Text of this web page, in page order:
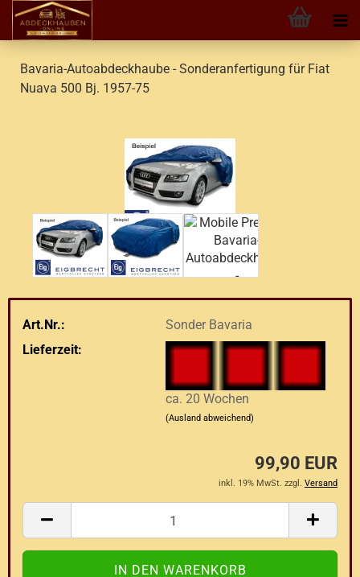
Bavaria-Autoabdeckhaube - Sonderanfertigung für Fiat
Nuava 500 Bj. 1957-75
Art.Nr.:
Sonder Bavaria
Lieferzeit:
ca. 20 Wochen
(Ausland abweichend)
99,90 EUR
inkl. 19% MwSt. zzgl. Versand